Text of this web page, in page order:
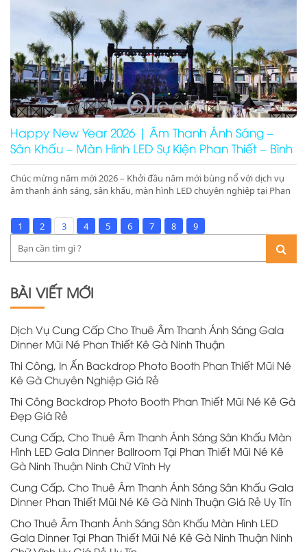
Happy New Year 2026 | Âm Thanh Ánh Sáng –
Sân Khấu – Màn Hình LED Sự Kiện Phan Thiết – Bình
Thuận – Ninh Thuận
Chúc mừng năm mới 2026 – Khởi đầu năm mới bùng nổ với dịch vụ
âm thanh ánh sáng, sân khấu, màn hình LED chuyên nghiệp tại Phan
resort, nhà hàng Mũi Né, Ninh Chữ, Phan Rang.
1
2 3 4 5 6 7 8 9
BÀI VIẾT MỚI
Dịch Vụ Cung Cấp Cho Thuê Âm Thanh Ánh Sáng Gala
Dinner Mũi Né Phan Thiết Kê Gà Ninh Thuận
Thi Công, In Ấn Backdrop Photo Booth Phan Thiết Mũi Né
Kê Gà Chuyên Nghiệp Giá Rẻ
Thi Công Backdrop Photo Booth Phan Thiết Mũi Né Kê Gà
Đẹp Giá Rẻ
Cung Cấp, Cho Thuê Âm Thanh Ánh Sáng Sân Khấu Màn
Hình LED Gala Dinner Ballroom Tại Phan Thiết Mũi Né Kê
Gà Ninh Thuận Ninh Chữ Vĩnh Hy
Cung Cấp, Cho Thuê Âm Thanh Ánh Sáng Sân Khấu Gala
Dinner Phan Thiết Mũi Né Kê Gà Ninh Thuận Giá Rẻ Uy Tín
Cho Thuê Âm Thanh Ánh Sáng Sân Khấu Màn Hình LED
Gala Dinner Tại Phan Thiết Mũi Né Kê Gà Ninh Thuận Ninh